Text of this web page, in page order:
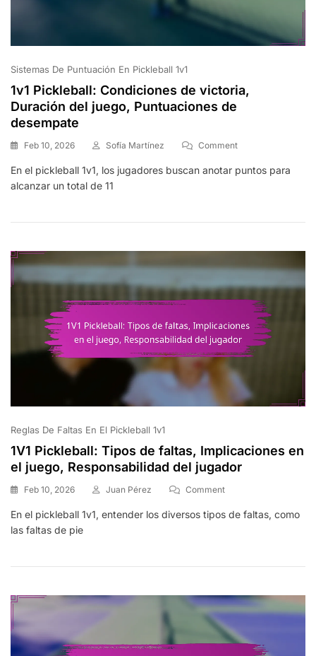
Sistemas De Puntuación En Pickleball 1v1
1v1 Pickleball: Condiciones de victoria,
Duración del juego, Puntuaciones de
desempate
Feb 10, 2026 Sofía Martínez CommentOn
Pickleball:
Duración
Juego,
Puntuaciones
Desempate
En el pickleball 1v1, los jugadores buscan anotar puntos para
alcanzar un total de 11
Reglas De Faltas En El Pickleball 1v1
1V1 Pickleball: Tipos de faltas, Implicaciones en
el juego, Responsabilidad del jugador
Feb 10, 2026 Juan Pérez CommentOn
Pickleball:
Implicaciones
El
Responsabilidad
Del
Jugador
En el pickleball 1v1, entender los diversos tipos de faltas, como
las faltas de pie